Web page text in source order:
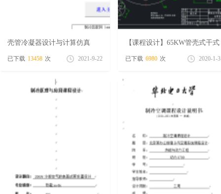
壳管冷凝器设计与计算仿真
（excel小程序版）
已下载 13458 次 2021-9-22
【课程设计】65KW管壳式干式
蒸发器设计
已下载 6980 次 2020-1-3